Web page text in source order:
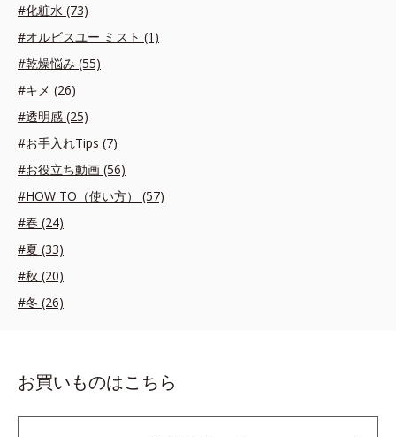
#化粧水 (73)
#オルビスユー ミスト (1)
#乾燥悩み (55)
#キメ (26)
#透明感 (25)
#お手入れTips (7)
#お役立ち動画 (56)
#HOW TO（使い方） (57)
#春 (24)
#夏 (33)
#秋 (20)
#冬 (26)
お買いものはこちら